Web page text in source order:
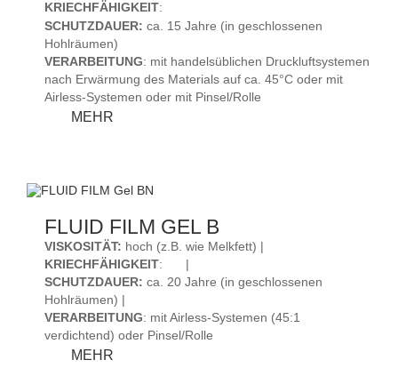
KRIECHFÄHIGKEIT:
SCHUTZDAUER: ca. 15 Jahre (in geschlossenen
Hohlräumen)
VERARBEITUNG: mit handelsüblichen Druckluftsystemen
nach Erwärmung des Materials auf ca. 45°C oder mit
Airless-Systemen oder mit Pinsel/Rolle
MEHR
FLUID FILM GEL B
VISKOSITÄT: hoch (z.B. wie Melkfett) |
KRIECHFÄHIGKEIT:
|
SCHUTZDAUER: ca. 20 Jahre (in geschlossenen
Hohlräumen) |
VERARBEITUNG: mit Airless-Systemen (45:1
verdichtend) oder Pinsel/Rolle
MEHR